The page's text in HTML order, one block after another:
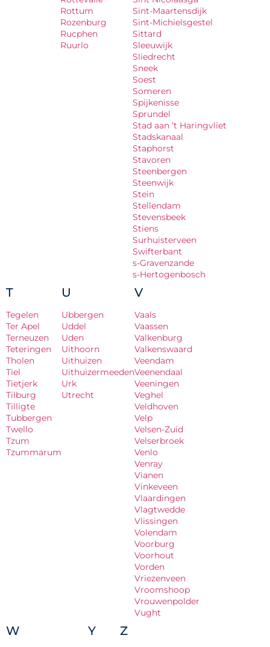
Rottum
Rozenburg
Rucphen
Ruurlo
Sint-Maartensdijk
Sint-Michielsgestel
Sittard
Sleeuwijk
Sliedrecht
Sneek
Soest
Someren
Spijkenisse
Sprundel
Stad aan ’t Haringvliet
Stadskanaal
Staphorst
Stavoren
Steenbergen
Steenwijk
Stein
Stellendam
Stevensbeek
Stiens
Surhuisterveen
Swifterbant
s-Gravenzande
s-Hertogenbosch
T
Tegelen
Ter Apel
Terneuzen
Teteringen
Tholen
Tiel
Tietjerk
Tilburg
Tilligte
Tubbergen
Twello
Tzum
Tzummarum
U
Ubbergen
Uddel
Uden
Uithoorn
Uithuizen
Uithuizermeeden
Urk
Utrecht
V
Vaals
Vaassen
Valkenburg
Valkenswaard
Veendam
Veenendaal
Veeningen
Veghel
Veldhoven
Velp
Velsen-Zuid
Velserbroek
Venlo
Venray
Vianen
Vinkeveen
Vlaardingen
Vlagtwedde
Vlissingen
Volendam
Voorburg
Voorhout
Vorden
Vriezenveen
Vroomshoop
Vrouwenpolder
Vught
W Y Z